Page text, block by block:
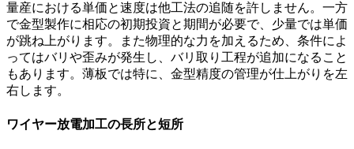
量産における単価と速度は他工法の追随を許しません。一方
で金型製作に相応の初期投資と期間が必要で、少量では単価
が跳ね上がります。また物理的な力を加えるため、条件によ
ってはバリや歪みが発生し、バリ取り工程が追加になること
もあります。薄板では特に、金型精度の管理が仕上がりを左
右します。
ワイヤー放電加工の長所と短所